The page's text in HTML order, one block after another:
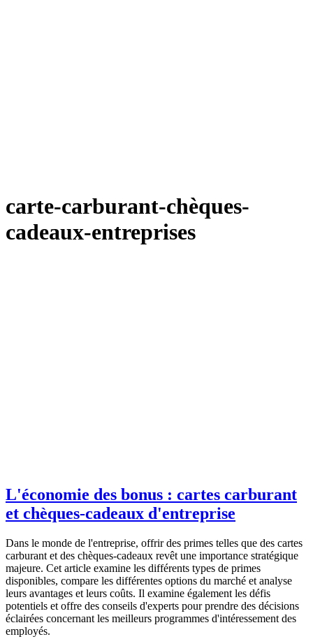
carte-carburant-chèques-
cadeaux-entreprises
L'économie des bonus : cartes carburant
et chèques-cadeaux d'entreprise
Dans le monde de l'entreprise, offrir des primes telles que des cartes
carburant et des chèques-cadeaux revêt une importance stratégique
majeure. Cet article examine les différents types de primes
disponibles, compare les différentes options du marché et analyse
leurs avantages et leurs coûts. Il examine également les défis
potentiels et offre des conseils d'experts pour prendre des décisions
éclairées concernant les meilleurs programmes d'intéressement des
employés.